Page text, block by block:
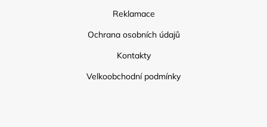
Reklamace
Ochrana osobních údajů
Kontakty
Velkoobchodní podmínky